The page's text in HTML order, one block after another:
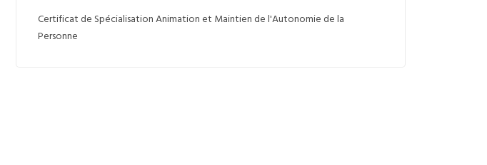
Certificat de Spécialisation Animation et Maintien de l'Autonomie de la
Personne